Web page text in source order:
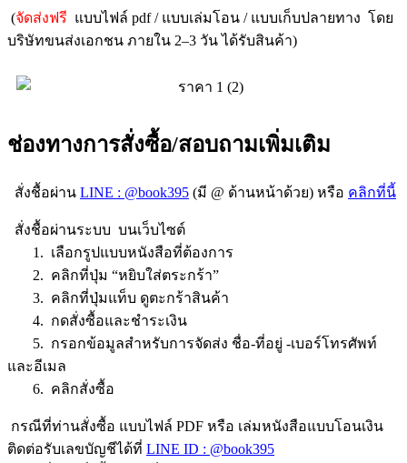
(จัดส่งฟรี แบบไฟล์ pdf / แบบเล่มโอน / แบบเก็บปลายทาง โดย
บริษัทขนส่งเอกชน ภายใน 2–3 วัน ได้รับสินค้า)
ช่องทางการสั่งซื้อ/สอบถามเพิ่มเติม
สั่งชื้อผ่าน LINE : @book395 (มี @ ด้านหน้าด้วย) หรือ คลิกที่นี้
สั่งชื้อผ่านระบบ บนเว็บไซต์
1. เลือกรูปแบบหนังสือที่ต้องการ
2. คลิกที่ปุ่ม “หยิบใส่ตระกร้า”
3. คลิกที่ปุ่มแท็บ ดูตะกร้าสินค้า
4. กดสั่งซื้อและชำระเงิน
5. กรอกข้อมูลสำหรับการจัดส่ง ชื่อ-ที่อยู่ -เบอร์โทรศัพท์
และอีเมล
6. คลิกสั่งซื้อ
กรณีที่ท่านสั่งซื้อ แบบไฟล์ PDF หรือ เล่มหนังสือแบบโอนเงิน
ติดต่อรับเลขบัญชีได้ที่ LINE ID : @book395